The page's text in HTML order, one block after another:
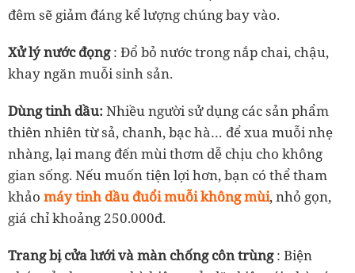
đêm sẽ giảm đáng kể lượng chúng bay vào.
Xử lý nước đọng: Đổ bỏ nước trong nắp chai, chậu,
khay ngăn muỗi sinh sản.
Dùng tinh dầu:Nhiều người sử dụng các sản phẩm
thiên nhiên từ sả, chanh, bạc hà… để xua muỗi nhẹ
nhàng, lại mang đến mùi thơm dễ chịu cho không
gian sống. Nếu muốn tiện lợi hơn, bạn có thể tham
khảo máy tinh dầu đuổi muỗi không mùi, nhỏ gọn,
giá chỉ khoảng 250.000đ.
Trang bị cửa lưới và màn chống côn trùng: Biện